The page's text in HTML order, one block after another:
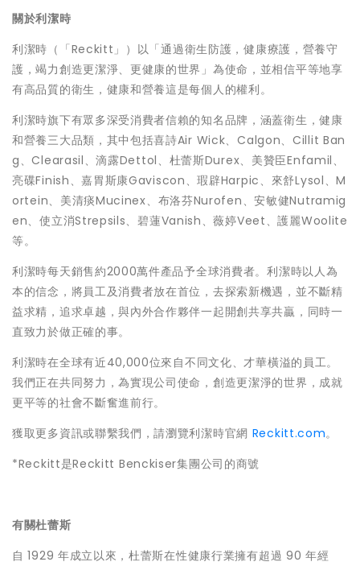
關於利潔時
利潔時（「Reckitt」）以「通過衛生防護，健康療護，營養守
護，竭力創造更潔淨、更健康的世界」為使命，並相信平等地享
有高品質的衛生，健康和營養這是每個人的權利。
利潔時旗下有眾多深受消費者信賴的知名品牌，涵蓋衛生，健康
和營養三大品類，其中包括喜詩Air Wick、Calgon、Cillit Ban
g、Clearasil、滴露Dettol、杜蕾斯Durex、美贊臣Enfamil、
亮碟Finish、嘉胃斯康Gaviscon、瑕辟Harpic、來舒Lysol、M
ortein、美清痰Mucinex、布洛芬Nurofen、安敏健Nutramig
en、使立消Strepsils、碧蓮Vanish、薇婷Veet、護麗Woolite
等。
利潔時每天銷售約2000萬件產品予全球消費者。利潔時以人為
本的信念，將員工及消費者放在首位，去探索新機遇，並不斷精
益求精，追求卓越，與內外合作夥伴一起開創共享共贏，同時一
直致力於做正確的事。
利潔時在全球有近40,000位來自不同文化、才華橫溢的員工。
我們正在共同努力，為實現公司使命，創造更潔淨的世界，成就
更平等的社會不斷奮進前行。
獲取更多資訊或聯繫我們，請瀏覽利潔時官網 Reckitt.com。
*Reckitt是Reckitt Benckiser集團公司的商號
有關杜蕾斯
自 1929 年成立以來，杜蕾斯在性健康行業擁有超過 90 年經